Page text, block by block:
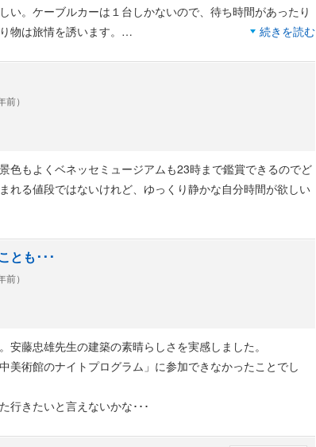
い。ケーブルカーは１台しかないので、待ち時間があったり
物は旅情を誘います。
方にはソフトドリンクとアルコール、スィーツ、おつまみ系
だけます。
があることですが、オーバルも例外ではありません。私たち
干老朽化が気になりましたが、今年の春に全面改装したら
かと思います。
なだけアート鑑賞。
しましたが、味、見た目、量とも満足でした。
続きを読む
）
色もよくベネッセミュージアムも23時まで鑑賞できるのでど
れる値段ではないけれど、ゆっくり静かな自分時間が欲しい
とも･･･
）
藤忠雄先生の建築の素晴らしさを実感しました。
美術館のナイトプログラム」に参加できなかったことでし
行きたいと言えないかな･･･